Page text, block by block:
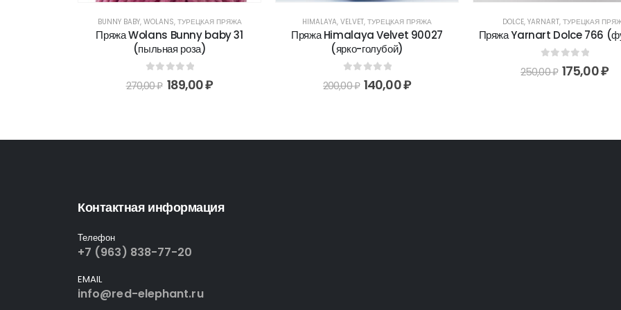
BUNNY BABY, WOLANS, ТУРЕЦКАЯ ПРЯЖА
Пряжа Wolans Bunny baby 31
(пыльная роза)
out of 5
270,00₽ 189,00₽
HIMALAYA, VELVET, ТУРЕЦКАЯ ПРЯЖА
Пряжа Himalaya Velvet 90027
(ярко-голубой)
out of 5
200,00₽ 140,00₽
DOLCE, YARNART, ТУРЕЦКАЯ
Пряжа Yarnart Dolce 766
out of 5
250,00₽ 175,00₽
Контактная информация
Телефон
+7 (963) 838-77-20
EMAIL
info@red-elephant.ru